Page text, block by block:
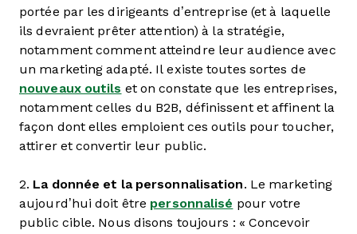
portée par les dirigeants d’entreprise (et à laquelle
ils devraient prêter attention) à la stratégie,
notamment comment atteindre leur audience avec
un marketing adapté. Il existe toutes sortes de
nouveaux outils et on constate que les entreprises,
notamment celles du B2B, définissent et affinent la
façon dont elles emploient ces outils pour toucher,
attirer et convertir leur public.
2. La donnée et la personnalisation. Le marketing
aujourd’hui doit être personnalisé pour votre
public cible. Nous disons toujours : « Concevoir